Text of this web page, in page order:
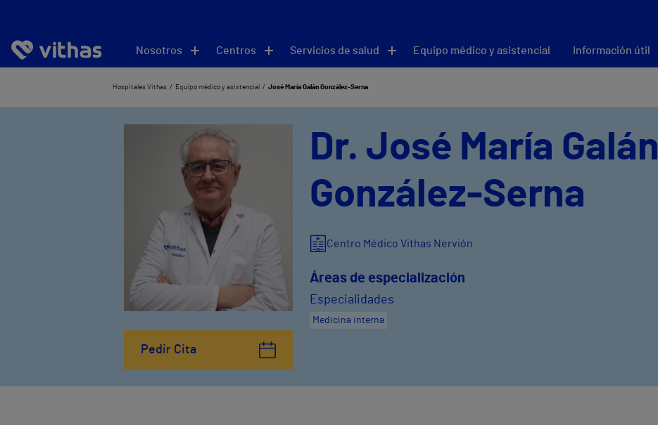
Nosotros Centros Servicios de salud Equipo médico y asistencial Información útil
Hospitales Vithas Equipo médico y asistencial José María Galán González-Serna
Pedir Cita
Dr. José María Galán
González-Serna
Centro Médico Vithas Nervión
Áreas de especialización
Especialidades
Medicina interna